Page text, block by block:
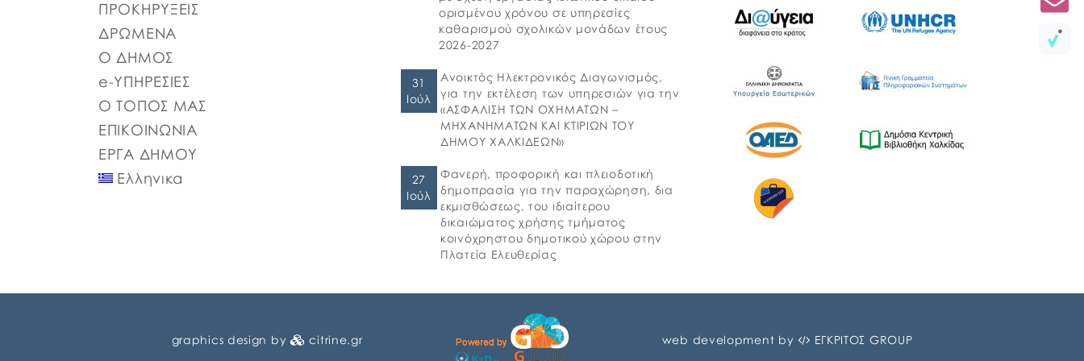
ΨΦΑ4ΩΗΑ-ΦΣΒ ΠΡΟΣΩΡΙΝΟΣ ΠΙΝΑΚΑΣ
ΣΥΜΜΕΤΕΧΟΝΤΩΝ 6ΖΛΚΩΗΑ-ΠΩΗ
ΠΡΟΚΗΡΥΞΕΙΣ
ΔΡΩΜΕΝΑ
Ο ΔΗΜΟΣ
e-ΥΠΗΡΕΣΙΕΣ
Ο ΤΟΠΟΣ ΜΑΣ
ΕΠΙΚΟΙΝΩΝΙΑ
ΕΡΓΑ ΔΗΜΟΥ
Ελληνικα
ορισμένου χρόνου σε υπηρεσίες
καθαρισμού σχολικών μονάδων έτους
2026-2027
31
Ιούλ
Ανοικτός Ηλεκτρονικός Διαγωνισμός,
για την εκτέλεση των υπηρεσιών για την
«ΑΣΦΑΛΙΣΗ ΤΩΝ ΟΧΗΜΑΤΩΝ –
ΜΗΧΑΝΗΜΑΤΩΝ ΚΑΙ ΚΤΙΡΙΩΝ ΤΟΥ
ΔΗΜΟΥ ΧΑΛΚΙΔΕΩΝ»
27
Ιούλ
Φανερή, προφορική και πλειοδοτική
δημοπρασία για την παραχώρηση, δια
εκμισθώσεως, του ιδιαίτερου
δικαιώματος χρήσης τμήματος
κοινόχρηστου δημοτικού χώρου στην
Πλατεία Ελευθερίας
graphics design by citrine.gr web development by ΕΓΚΡΙΤΟΣ GROUP